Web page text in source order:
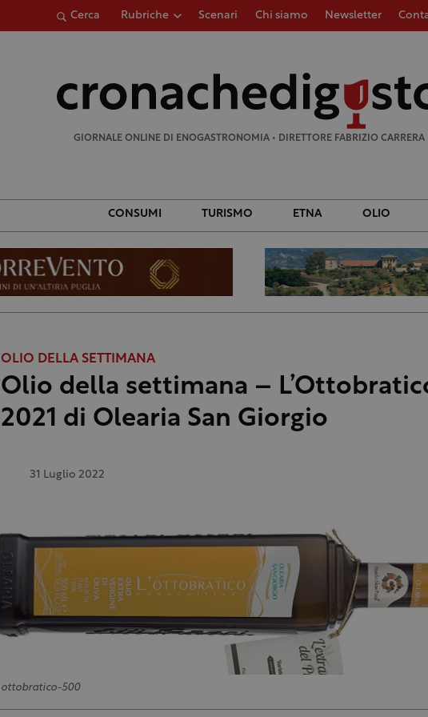
Cerca Rubriche Scenari Chi siamo Newsletter
GIORNALE ONLINE DI ENOGASTRONOMIA • DIRETTORE FABRIZIO CARRERA
CONSUMI TURISMO ETNA OLIO
OLIO DELLA SETTIMANA
Olio della settimana –
2021 di Olearia San Giorgio
31 Luglio 2022
ottobratico-500